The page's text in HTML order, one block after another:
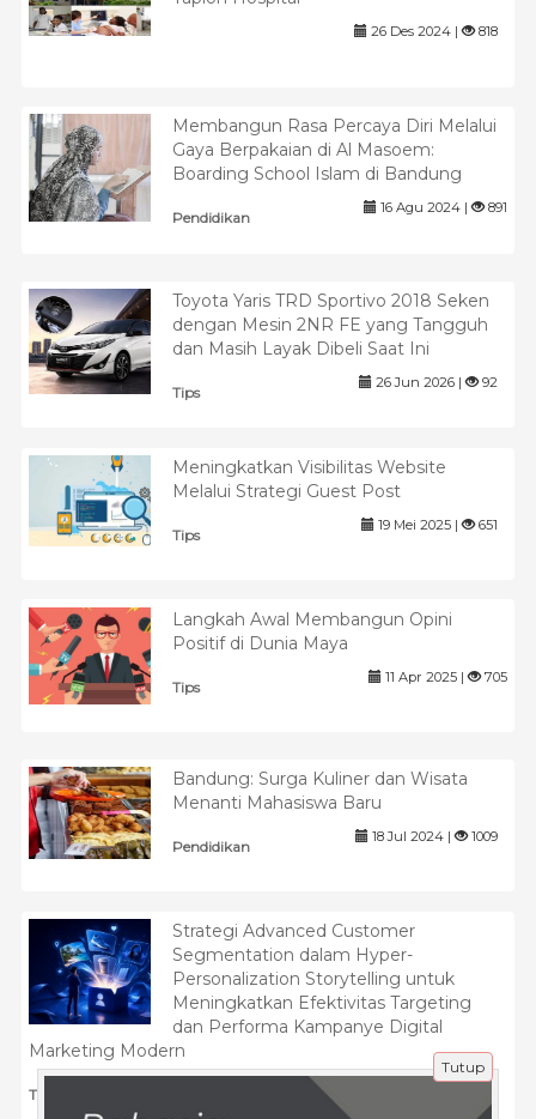
26 Des 2024 | 818
Membangun Rasa Percaya Diri Melalui
Gaya Berpakaian di Al Masoem:
Boarding School Islam di Bandung
Pendidikan
16 Agu 2024 | 891
Toyota Yaris TRD Sportivo 2018 Seken
dengan Mesin 2NR FE yang Tangguh
dan Masih Layak Dibeli Saat Ini
Tips
26 Jun 2026 | 92
Meningkatkan Visibilitas Website
Melalui Strategi Guest Post
Tips
19 Mei 2025 | 651
Langkah Awal Membangun Opini
Positif di Dunia Maya
Tips
11 Apr 2025 | 705
Bandung: Surga Kuliner dan Wisata
Menanti Mahasiswa Baru
Pendidikan
18 Jul 2024 | 1009
Strategi Advanced Customer
Segmentation dalam Hyper-
Personalization Storytelling untuk
Meningkatkan Efektivitas Targeting
dan Performa Kampanye Digital
Marketing Modern
Tips
27 Mei 2026 | 109
Tutup